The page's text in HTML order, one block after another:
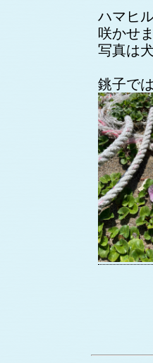
ハマヒ
咲かせ
写真は
銚子で